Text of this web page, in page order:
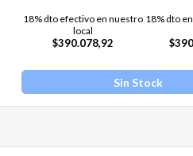
18% dto efectivo en nuestro
local
$390.078,92
18% dto
Sin Stock